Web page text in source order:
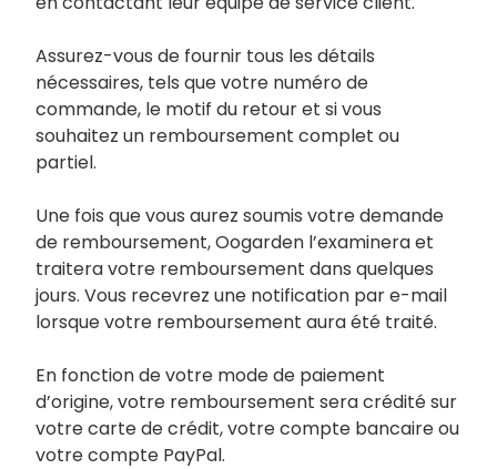
Assurez-vous de fournir tous les détails
nécessaires, tels que votre numéro de
commande, le motif du retour et si vous
souhaitez un remboursement complet ou
partiel.
Une fois que vous aurez soumis votre demande
de remboursement, Oogarden l’examinera et
traitera votre remboursement dans quelques
jours. Vous recevrez une notification par e-mail
lorsque votre remboursement aura été traité.
En fonction de votre mode de paiement
d’origine, votre remboursement sera crédité sur
votre carte de crédit, votre compte bancaire ou
votre compte PayPal.